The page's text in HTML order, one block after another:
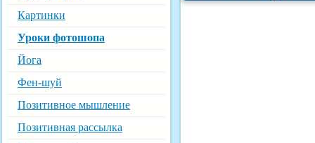
Картинки
Уроки фотошопа
Йога
Фен-шуй
Позитивное мышление
Позитивная рассылка